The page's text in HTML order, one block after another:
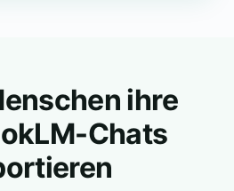
ihre
Chats